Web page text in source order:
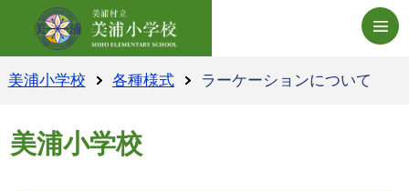
美浦小学校ホームペー
美浦小学校 各種様式 ラーケーションについて
美浦小学校